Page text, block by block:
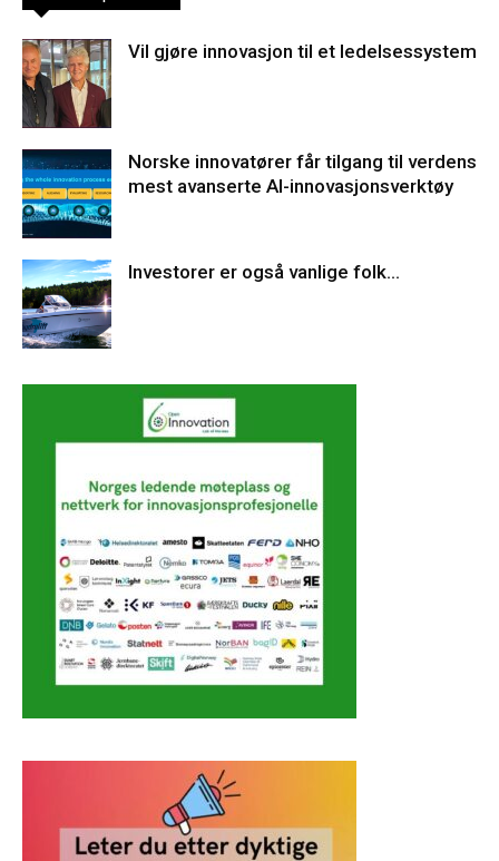
Vil gjøre innovasjon til et ledelsessystem
Norske innovatører får tilgang til verdens
mest avanserte AI-innovasjonsverktøy
Investorer er også vanlige folk…